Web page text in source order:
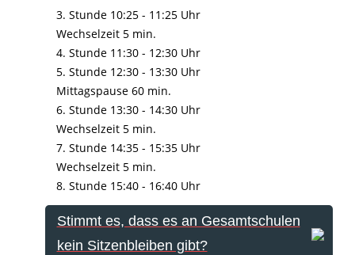
3. Stunde 10:25 - 11:25 Uhr
Wechselzeit 5 min.
4. Stunde 11:30 - 12:30 Uhr
5. Stunde 12:30 - 13:30 Uhr
Mittagspause 60 min.
6. Stunde 13:30 - 14:30 Uhr
Wechselzeit 5 min.
7. Stunde 14:35 - 15:35 Uhr
Wechselzeit 5 min.
8. Stunde 15:40 - 16:40 Uhr
Stimmt es, dass es an Gesamtschulen
kein Sitzenbleiben gibt?